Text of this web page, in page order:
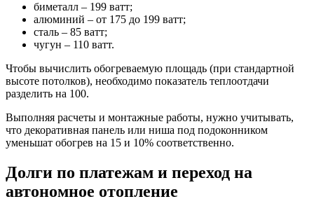
биметалл – 199 ватт;
алюминий – от 175 до 199 ватт;
сталь – 85 ватт;
чугун – 110 ватт.
Чтобы вычислить обогреваемую площадь (при стандартной
высоте потолков), необходимо показатель теплоотдачи
разделить на 100.
Выполняя расчеты и монтажные работы, нужно учитывать,
что декоративная панель или ниша под подоконником
уменьшат обогрев на 15 и 10% соответственно.
Долги по платежам и переход на
автономное отопление